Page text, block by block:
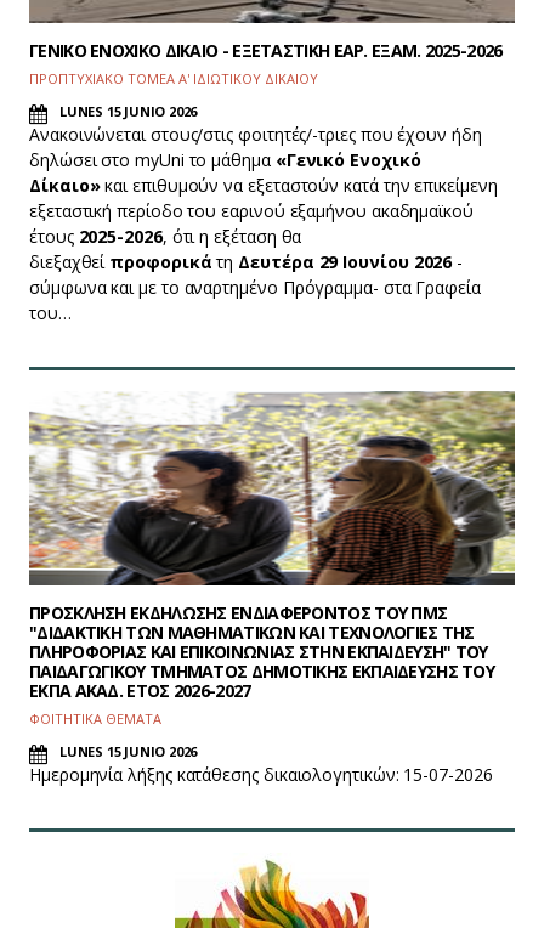
ΓΕΝΙΚΟ ΕΝΟΧΙΚΟ ΔΙΚΑΙΟ - ΕΞΕΤΑΣΤΙΚΗ ΕΑΡ. ΕΞΑΜ. 2025-2026
ΠΡΟΠΤΥΧΙΑΚΟ ΤΟΜΕΑ Α' ΙΔΙΩΤΙΚΟΥ ΔΙΚΑΙΟΥ
LUNES 15 JUNIO 2026
Ανακοινώνεται στους/στις φοιτητές/-τριες που έχουν ήδη
δηλώσει στο myUni το μάθημα «Γενικό Ενοχικό
Δίκαιο»και επιθυμούν να εξεταστούν κατά την επικείμενη
εξεταστική περίοδο του εαρινού εξαμήνου ακαδημαϊκού
έτους 2025-2026, ότι η εξέταση θα
διεξαχθεί προφορικάτη Δευτέρα 29 Ιουνίου 2026-
σύμφωνα και με το αναρτημένο Πρόγραμμα- στα Γραφεία
του…
ΠΡΟΣΚΛΗΣΗ ΕΚΔΗΛΩΣΗΣ ΕΝΔΙΑΦΕΡΟΝΤΟΣ ΤΟΥ ΠΜΣ
"ΔΙΔΑΚΤΙΚΗ ΤΩΝ ΜΑΘΗΜΑΤΙΚΩΝ ΚΑΙ ΤΕΧΝΟΛΟΓΙΕΣ ΤΗΣ
ΠΛΗΡΟΦΟΡΙΑΣ ΚΑΙ ΕΠΙΚΟΙΝΩΝΙΑΣ ΣΤΗΝ ΕΚΠΑΙΔΕΥΣΗ" ΤΟΥ
ΠΑΙΔΑΓΩΓΙΚΟΥ ΤΜΗΜΑΤΟΣ ΔΗΜΟΤΙΚΗΣ ΕΚΠΑΙΔΕΥΣΗΣ ΤΟΥ
ΕΚΠΑ ΑΚΑΔ. ΕΤΟΣ 2026-2027
ΦΟΙΤΗΤΙΚΑ ΘΕΜΑΤΑ
LUNES 15 JUNIO 2026
Hμερομηνία λήξης κατάθεσης δικαιολογητικών: 15-07-2026